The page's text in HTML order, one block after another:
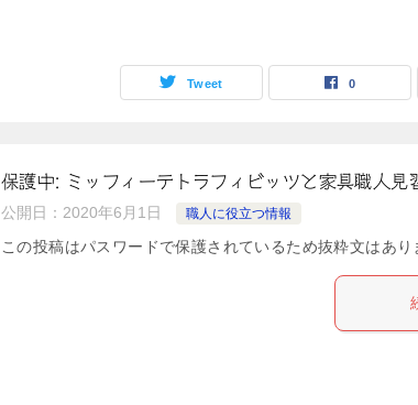
Tweet 0
保護中: ミッフィーテトラフィビッツと家具職人見
公開日： 2020年6月1日 職人に役立つ情報
この投稿はパスワードで保護されているため抜粋文はあり